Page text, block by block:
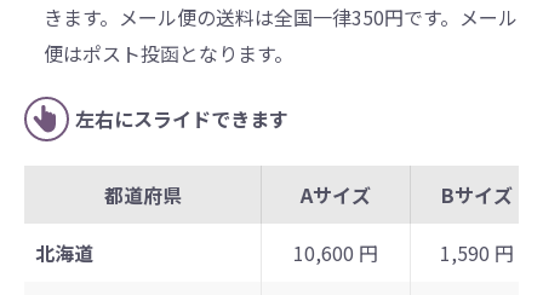
きます。メール便の送料は全国一律350円です。メール
便はポスト投函となります。
左右にスライドできます
都道府県 Aサイズ
Bサイズ
北海道
10,600 円
1,590 円